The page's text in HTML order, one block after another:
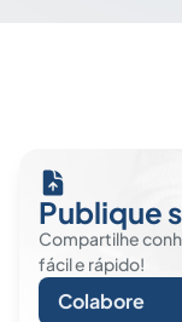
Publique
Compartilhe
fácil e rápido!
Colabore